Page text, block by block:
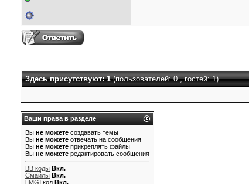
Здесь присутствуют: 1(пользователей: 0 , гостей: 1)
Ваши права в разделе
Вы не можете создавать темы
Вы не можете отвечать на сообщения
Вы не можете прикреплять файлы
Вы не можете редактировать сообщения
BB коды Вкл.
Смайлы Вкл.
[IMG] код Вкл.